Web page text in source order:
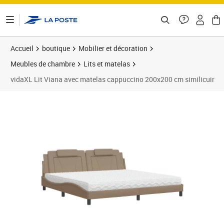
Accueil boutique
Mobilier et décoration
Meubles de chambre
Lits et matelas
vidaXL Lit Viana avec matelas cappuccino 200x200 cm similicuir